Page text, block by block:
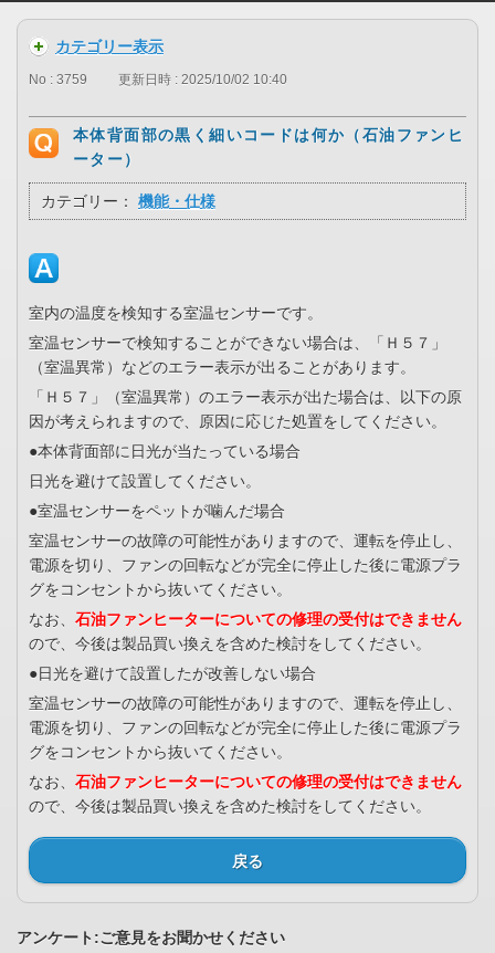
カテゴリー表示
No : 3759 更新日時 : 2025/10/02 10:40
本体背面部の黒く細いコードは何か（石油ファンヒ
ーター）
カテゴリー： 機能・仕様
室内の温度を検知する室温センサーです。
室温センサーで検知することができない場合は、「Ｈ５７」
（室温異常）などのエラー表示が出ることがあります。
「Ｈ５７」（室温異常）のエラー表示が出た場合は、以下の原
因が考えられますので、原因に応じた処置をしてください。
●本体背面部に日光が当たっている場合
日光を避けて設置してください。
●室温センサーをペットが噛んだ場合
室温センサーの故障の可能性がありますので、運転を停止し、
電源を切り、ファンの回転などが完全に停止した後に電源プラ
グをコンセントから抜いてください。
なお、 石油ファンヒーターについての修理の受付はできません
ので、今後は製品買い換えを含めた検討をしてください。
●日光を避けて設置したが改善しない場合
室温センサーの故障の可能性がありますので、運転を停止し、
電源を切り、ファンの回転などが完全に停止した後に電源プラ
グをコンセントから抜いてください。
なお、 石油ファンヒーターについての修理の受付はできません
ので、今後は製品買い換えを含めた検討をしてください。
戻る
アンケート:ご意見をお聞かせください